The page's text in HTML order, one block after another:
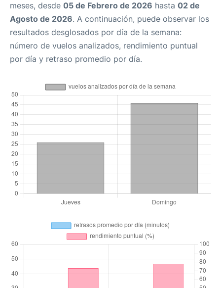
meses, desde 05 de Febrero de 2026 hasta 02 de
Agosto de 2026. A continuación, puede observar los
resultados desglosados por día de la semana:
número de vuelos analizados, rendimiento puntual
por día y retraso promedio por día.